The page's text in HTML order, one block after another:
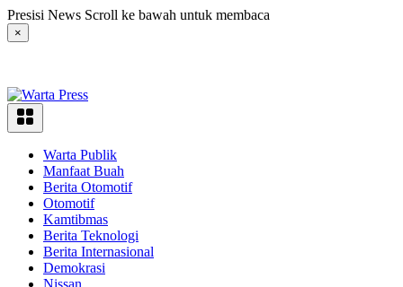
Langsung
ke
konten
Presisi News Scroll ke bawah untuk membaca
×
Warta Publik
Manfaat Buah
Berita Otomotif
Otomotif
Kamtibmas
Berita Teknologi
Berita Internasional
Demokrasi
Nissan